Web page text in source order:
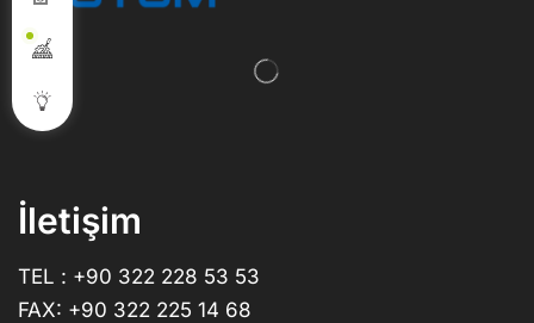
İletişim
TEL : +90 322 228 53 53
FAX: +90 322 225 14 68